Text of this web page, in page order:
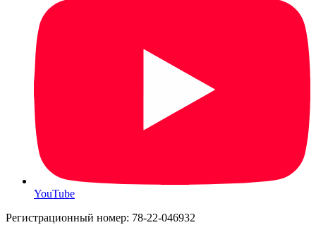
YouTube
Регистрационный номер: 78-22-046932